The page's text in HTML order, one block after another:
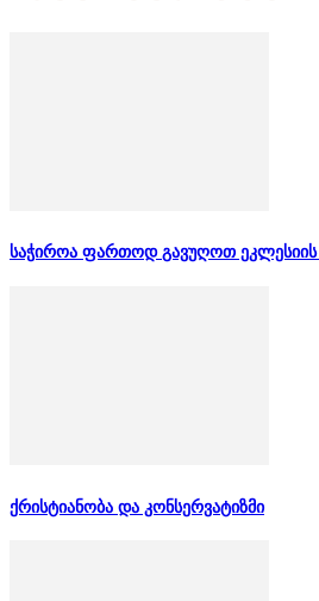
საჭიროა ფართოდ გავუღოთ ეკლესიის
ქრისტიანობა და კონსერვატიზმი